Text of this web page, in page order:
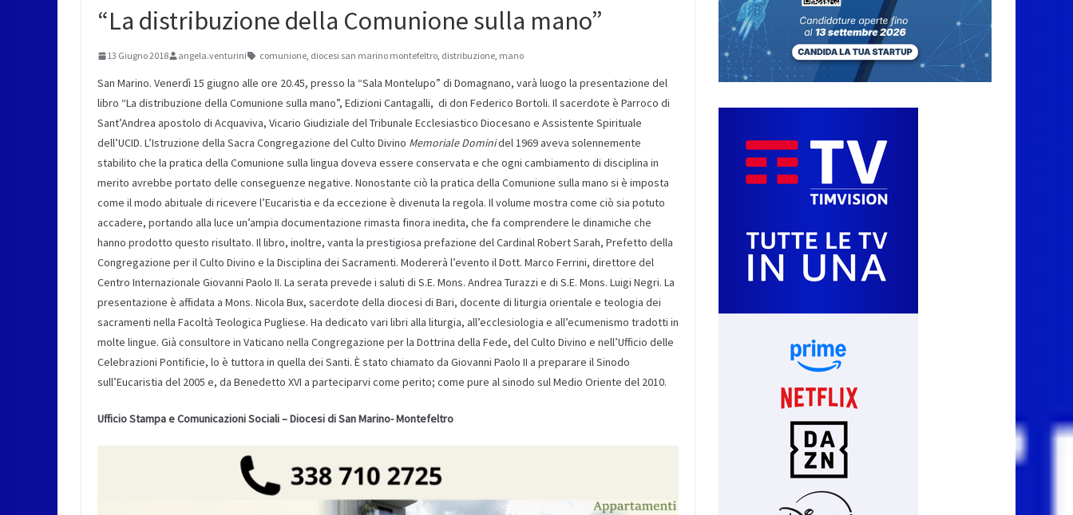
“La distribuzione della Comunione sulla mano”
13 Giugno 2018 angela.venturini comunione, diocesi san marino montefeltro, distribuzione, mano
San Marino. Venerdì 15 giugno alle ore 20.45, presso la “Sala Montelupo” di Domagnano, varà luogo la presentazione del
libro “La distribuzione della Comunione sulla mano”, Edizioni Cantagalli, di don Federico Bortoli. Il sacerdote è Parroco di
Sant’Andrea apostolo di Acquaviva, Vicario Giudiziale del Tribunale Ecclesiastico Diocesano e Assistente Spirituale
dell’UCID. L’Istruzione della Sacra Congregazione del Culto Divino Memoriale Dominidel 1969 aveva solennemente
stabilito che la pratica della Comunione sulla lingua doveva essere conservata e che ogni cambiamento di disciplina in
merito avrebbe portato delle conseguenze negative. Nonostante ciò la pratica della Comunione sulla mano si è imposta
come il modo abituale di ricevere l’Eucaristia e da eccezione è divenuta la regola. Il volume mostra come ciò sia potuto
accadere, portando alla luce un’ampia documentazione rimasta finora inedita, che fa comprendere le dinamiche che
hanno prodotto questo risultato. Il libro, inoltre, vanta la prestigiosa prefazione del Cardinal Robert Sarah, Prefetto della
Congregazione per il Culto Divino e la Disciplina dei Sacramenti. Modererà l’evento il Dott. Marco Ferrini, direttore del
Centro Internazionale Giovanni Paolo II. La serata prevede i saluti di S.E. Mons. Andrea Turazzi e di S.E. Mons. Luigi Negri. La
presentazione è affidata a Mons. Nicola Bux, sacerdote della diocesi di Bari, docente di liturgia orientale e teologia dei
sacramenti nella Facoltà Teologica Pugliese. Ha dedicato vari libri alla liturgia, all’ecclesiologia e all’ecumenismo tradotti in
molte lingue. Già consultore in Vaticano nella Congregazione per la Dottrina della Fede, del Culto Divino e nell’Ufficio delle
Celebrazioni Pontificie, lo è tuttora in quella dei Santi. È stato chiamato da Giovanni Paolo II a preparare il Sinodo
sull’Eucaristia del 2005 e, da Benedetto XVI a parteciparvi come perito; come pure al sinodo sul Medio Oriente del 2010.
Ufficio Stampa e Comunicazioni Sociali –Diocesi di San Marino- Montefeltro